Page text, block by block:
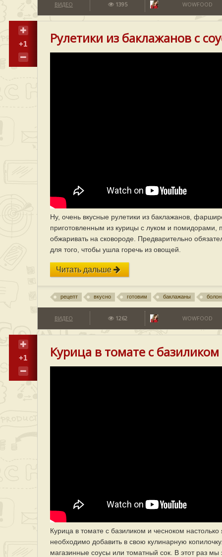
ВИДЕО 1395 WOWFOOD
+1 Рулетики из баклажанов с
Ну, очень вкусные рулетики из баклажанов,
приготовленным из курицы с луком и
обжаривать на сковороде. Предварительно
для того, чтобы ушла горечь из овощей.
Читать дальше
рецепт вкусно готовим баклажаны
ВИДЕО 1262 WOWFOOD
+1 Курица в томате с
Курица в томате с базиликом и чесноком
необходимо добавить в свою кулинарную
магазинные соусы или томатный сок. В этот раз